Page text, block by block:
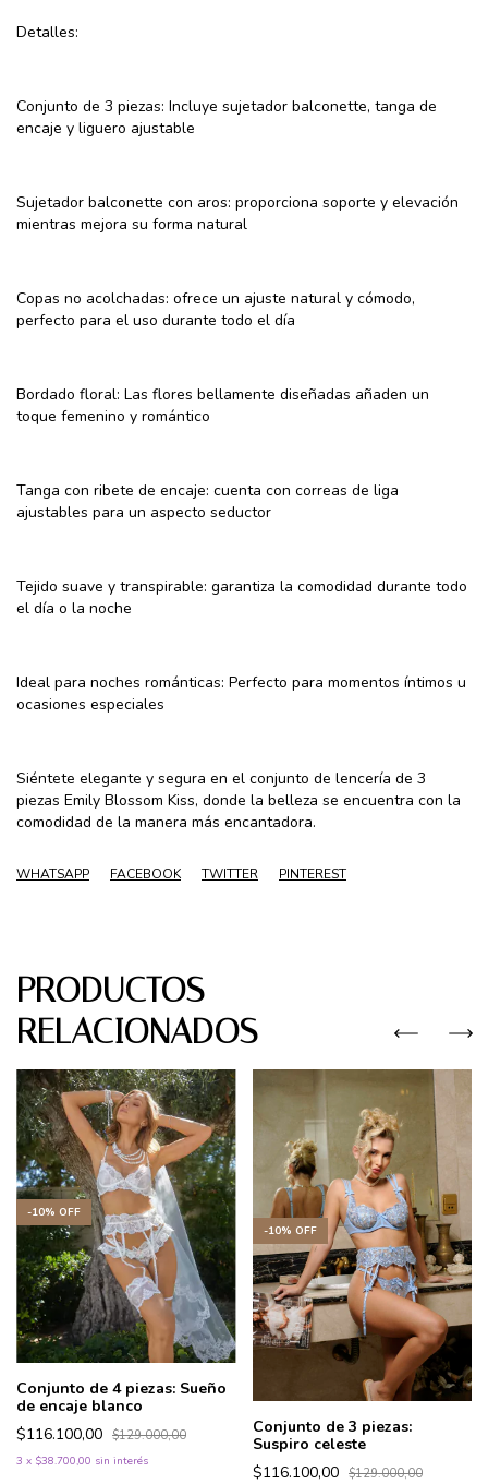
Detalles:
Conjunto de 3 piezas: Incluye sujetador balconette, tanga de
encaje y liguero ajustable
Sujetador balconette con aros: proporciona soporte y elevación
mientras mejora su forma natural
Copas no acolchadas: ofrece un ajuste natural y cómodo,
perfecto para el uso durante todo el día
Bordado floral: Las flores bellamente diseñadas añaden un
toque femenino y romántico
Tanga con ribete de encaje: cuenta con correas de liga
ajustables para un aspecto seductor
Tejido suave y transpirable: garantiza la comodidad durante todo
el día o la noche
Ideal para noches románticas: Perfecto para momentos íntimos u
ocasiones especiales
Siéntete elegante y segura en el conjunto de lencería de 3
piezas Emily Blossom Kiss, donde la belleza se encuentra con la
comodidad de la manera más encantadora.
WHATSAPP FACEBOOK TWITTER PINTEREST
PRODUCTOS
RELACIONADOS
-10% OFF
Conjunto de 4 piezas: Sueño
de encaje blanco
$116.100,00 $129.000,00
3 x $38.700,00 sin interés
-10% OFF
Conjunto de 3 piezas:
Suspiro celeste
$116.100,00 $129.000,00